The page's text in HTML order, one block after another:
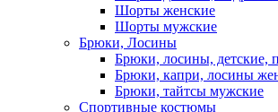
Шорты женские
Шорты мужские
Брюки, Лосины
Брюки, лосины, детские,
Брюки, капри, лосины
Брюки, тайтсы мужские
Спортивные костюмы